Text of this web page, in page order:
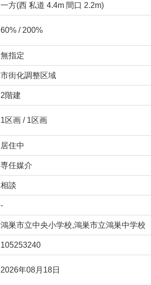
一方(西 私道 4.4m 間口 2.2m)
60% / 200%
無指定
市街化調整区域
2階建
1区画 / 1区画
居住中
専任媒介
相談
-
鴻巣市立中央小学校,鴻巣市立鴻巣中学校
105253240
2026年08月18日